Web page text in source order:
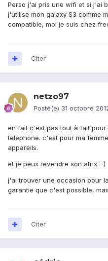
Perso j'ai pris une wifi et si j'ai
j'utilise mon galaxy S3 comme
compatible, moi je suis chez
Citer
netzo97
Posté(e) 31 octobre
en fait c'est pas tout à fait
telephone. c'est pour ma
appareils.
et je peux revendre son atrix :-)
j'ai trouver une occasion pour
garantie que c'est possible,
Citer